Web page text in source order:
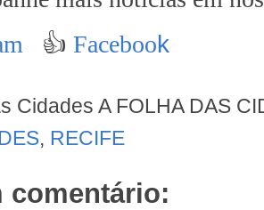
👍 Facebook
Cidades A FOLHA DAS
, RECIFE
comentário: